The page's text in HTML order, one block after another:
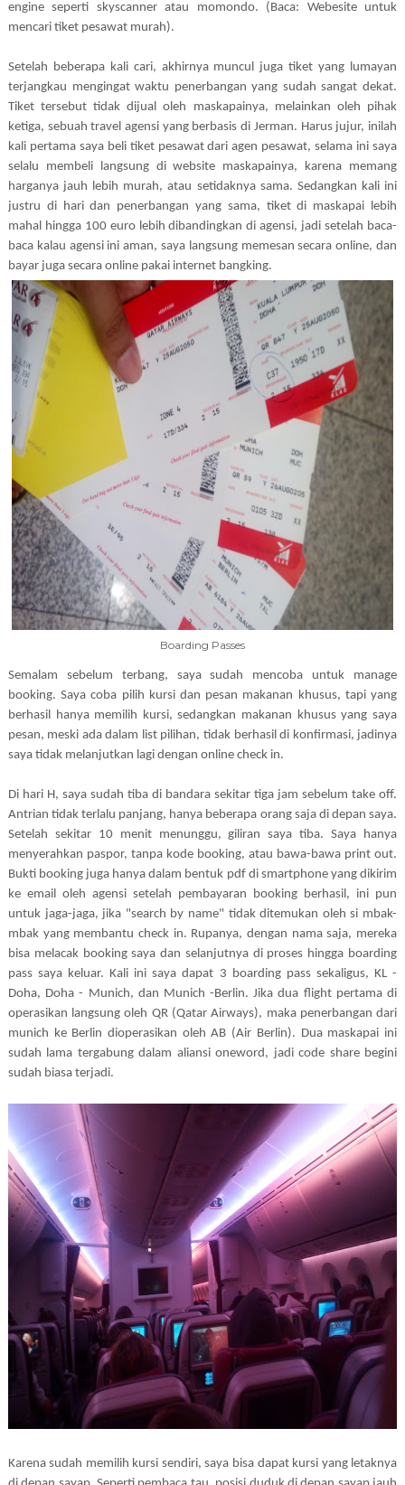
engine seperti skyscanner atau momondo. (Baca: Webesite untuk
mencari tiket pesawat murah).
Setelah beberapa kali cari, akhirnya muncul juga tiket yang lumayan
terjangkau mengingat waktu penerbangan yang sudah sangat dekat.
Tiket tersebut tidak dijual oleh maskapainya, melainkan oleh pihak
ketiga, sebuah travel agensi yang berbasis di Jerman. Harus jujur, inilah
kali pertama saya beli tiket pesawat dari agen pesawat, selama ini saya
selalu membeli langsung di website maskapainya, karena memang
harganya jauh lebih murah, atau setidaknya sama. Sedangkan kali ini
justru di hari dan penerbangan yang sama, tiket di maskapai lebih
mahal hingga 100 euro lebih dibandingkan di agensi, jadi setelah baca-
baca kalau agensi ini aman, saya langsung memesan secara online, dan
bayar juga secara online pakai internet bangking.
Boarding Passes
Semalam sebelum terbang, saya sudah mencoba untuk manage
booking. Saya coba pilih kursi dan pesan makanan khusus, tapi yang
berhasil hanya memilih kursi, sedangkan makanan khusus yang saya
pesan, meski ada dalam list pilihan, tidak berhasil di konfirmasi, jadinya
saya tidak melanjutkan lagi dengan online check in.
Di hari H, saya sudah tiba di bandara sekitar tiga jam sebelum take off.
Antrian tidak terlalu panjang, hanya beberapa orang saja di depan saya.
Setelah sekitar 10 menit menunggu, giliran saya tiba. Saya hanya
menyerahkan paspor, tanpa kode booking, atau bawa-bawa print out.
Bukti booking juga hanya dalam bentuk pdf di smartphone yang dikirim
ke email oleh agensi setelah pembayaran booking berhasil, ini pun
untuk jaga-jaga, jika "search by name" tidak ditemukan oleh si mbak-
mbak yang membantu check in. Rupanya, dengan nama saja, mereka
bisa melacak booking saya dan selanjutnya di proses hingga boarding
pass saya keluar. Kali ini saya dapat 3 boarding pass sekaligus, KL -
Doha, Doha - Munich, dan Munich -Berlin. Jika dua flight pertama di
operasikan langsung oleh QR (Qatar Airways), maka penerbangan dari
munich ke Berlin dioperasikan oleh AB (Air Berlin). Dua maskapai ini
sudah lama tergabung dalam aliansi oneword, jadi code share begini
sudah biasa terjadi.
Karena sudah memilih kursi sendiri, saya bisa dapat kursi yang letaknya